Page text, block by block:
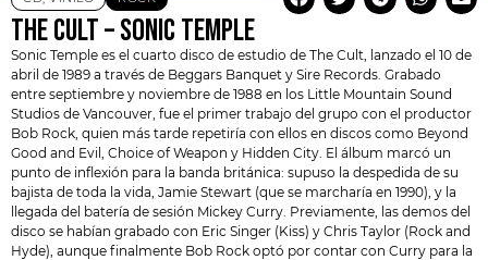
THE CULT – SONIC TEMPLE
Sonic Temple es el cuarto disco de estudio de The Cult , lanzado el 10 de
abril de 1989 a través de Beggars Banquet y Sire Records. Grabado
entre septiembre y noviembre de 1988 en los Little Mountain Sound
Studios de Vancouver, fue el primer trabajo del grupo con el productor
Bob Rock , quien más tarde repetiría con ellos en discos como Beyond
Good and Evil, Choice of Weapon y Hidden City. El álbum marcó un
punto de inflexión para la banda británica: supuso la despedida de su
bajista de toda la vida, Jamie Stewart (que se marcharía en 1990), y la
llegada del batería de sesión Mickey Curry. Previamente, las demos del
disco se habían grabado con Eric Singer (Kiss) y Chris Taylor (Rock and
Hyde), aunque finalmente Bob Rock optó por contar con Curry para la